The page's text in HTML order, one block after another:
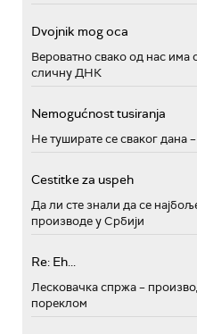
Dvojnik mog oca
Вероватно свако од нас има
сличну ДНК
Nemogućnost tusiranja
Не туширате се сваког дана
Cestitke za uspeh
Да ли сте знали да се
производе у Србији
Re: Eh...
Лесковачка спржа –
пореклом